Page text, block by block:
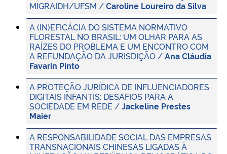
MIGRAIDH/UFSM /Caroline Loureiro da Silva
A (IN)EFICÁCIA DO SISTEMA NORMATIVO
FLORESTAL NO BRASIL: UM OLHAR PARA AS
RAÍZES DO PROBLEMA E UM ENCONTRO COM
A REFUNDAÇÃO DA JURISDIÇÃO /Ana Cláudia
Favarin Pinto
A PROTEÇÃO JURÍDICA DE INFLUENCIADORES
DIGITAIS INFANTIS: DESAFIOS PARA A
SOCIEDADE EM REDE /Jackeline Prestes
Maier
A RESPONSABILIDADE SOCIAL DAS EMPRESAS
TRANSNACIONAIS CHINESAS LIGADAS À